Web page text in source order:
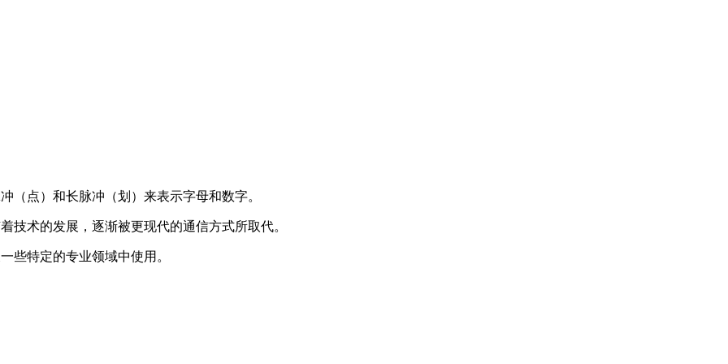
（点）和长脉冲（划）来表示字母和数字。
技术的发展，逐渐被更现代的通信方式所取代。
些特定的专业领域中使用。